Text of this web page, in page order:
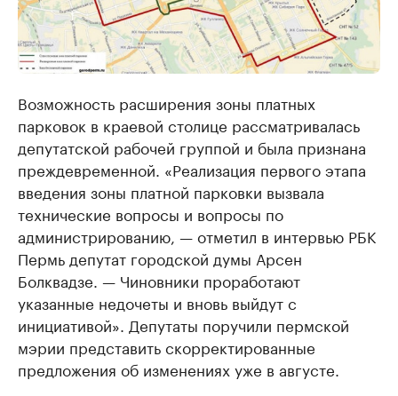
Возможность расширения зоны платных
парковок в краевой столице рассматривалась
депутатской рабочей группой и была признана
преждевременной. «Реализация первого этапа
введения зоны платной парковки вызвала
технические вопросы и вопросы по
администрированию, — отметил в интервью РБК
Пермь депутат городской думы Арсен
Болквадзе. — Чиновники проработают
указанные недочеты и вновь выйдут с
инициативой». Депутаты поручили пермской
мэрии представить скорректированные
предложения об изменениях уже в августе.